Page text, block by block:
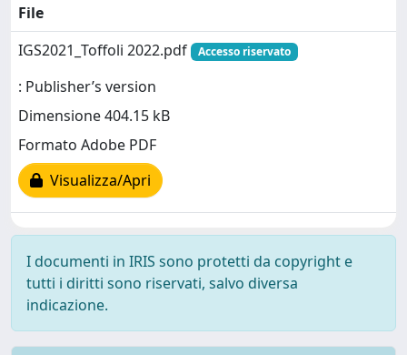
File
IGS2021_Toffoli 2022.pdf
Accesso riservato
: Publisher’s version
Dimensione 404.15 kB
Formato Adobe PDF
Visualizza/Apri
I documenti in IRIS sono protetti da copyright e
tutti i diritti sono riservati, salvo diversa
indicazione.